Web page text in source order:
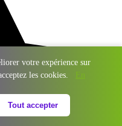
votre expérience sur
les cookies.
En
Tout accepter